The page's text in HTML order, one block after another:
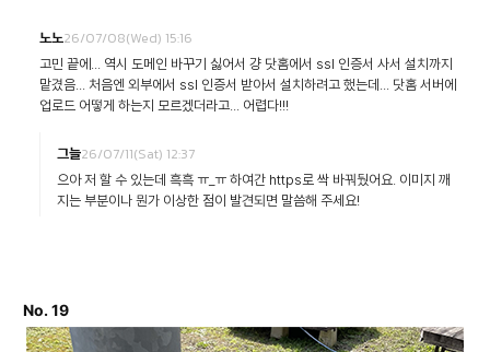
노노26/07/08(Wed) 15:16
고민 끝에... 역시 도메인 바꾸기 싫어서 걍 닷홈에서 ssl 인증서 사서 설치까지
맡겼음... 처음엔 외부에서 ssl 인증서 받아서 설치하려고 했는데... 닷홈 서버에
업로드 어떻게 하는지 모르겠더라고... 어렵다!!!
그늘26/07/11(Sat) 12:37
으아 저 할 수 있는데 흑흑 ㅠ_ㅠ 하여간 https로 싹 바꿔뒀어요. 이미지 깨
지는 부분이나 뭔가 이상한 점이 발견되면 말씀해 주세요!
No. 19